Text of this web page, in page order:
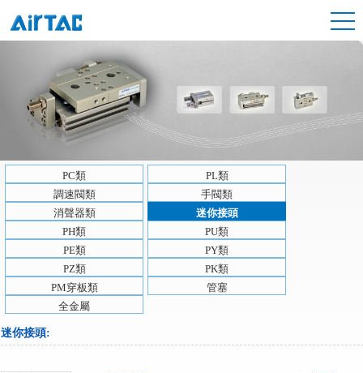
PC類
PL類
調速閥類
手閥類
消聲器類
迷你接頭
PH類
PU類
PE類
PY類
PZ類
PK類
PM穿板類
管塞
全金屬
迷你接頭: